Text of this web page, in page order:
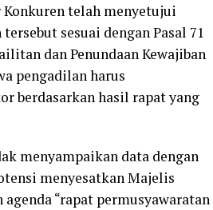
telah menyetujui
sesuai dengan Pasal 71
dan Penundaan Kewajiban
pengadilan harus
berdasarkan hasil rapat yang
menyampaikan data dengan
menyesatkan Majelis
“rapat permusyawaratan